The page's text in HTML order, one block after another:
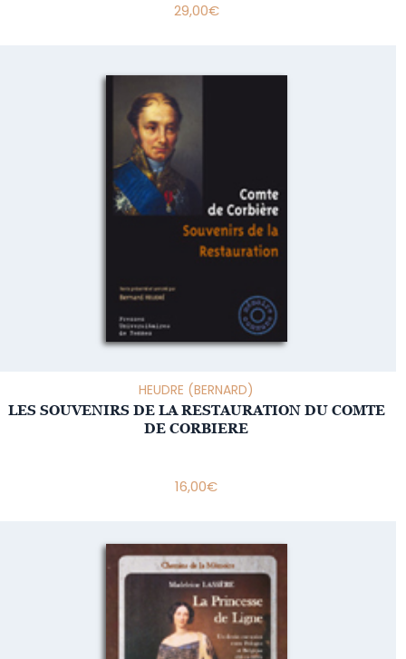
29,00€
HEUDRE (BERNARD)
LES SOUVENIRS DE LA RESTAURATION DU COMTE
DE CORBIERE
16,00€